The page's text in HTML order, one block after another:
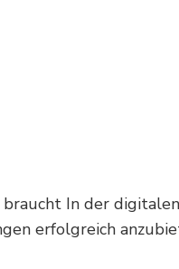
In der
erfolgreich